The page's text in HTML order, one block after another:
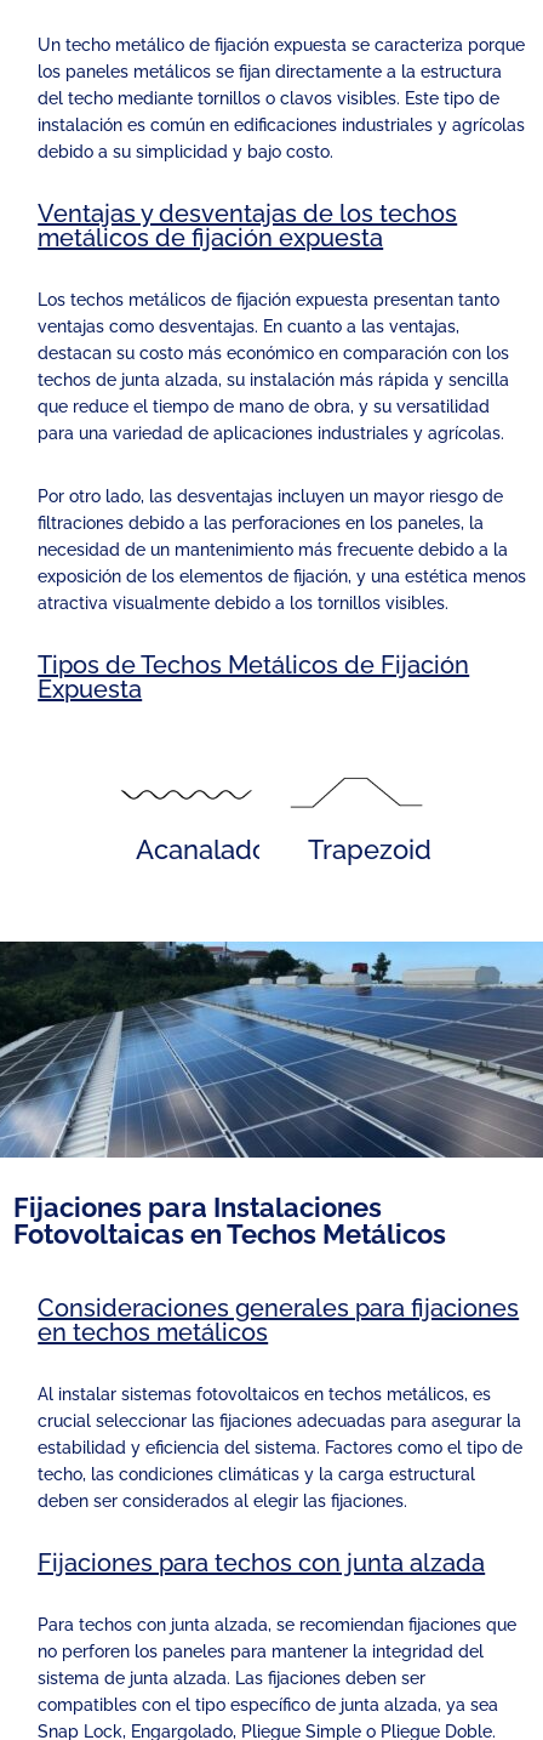
Un techo metálico de fijación expuesta se caracteriza porque
los paneles metálicos se fijan directamente a la estructura
del techo mediante tornillos o clavos visibles. Este tipo de
instalación es común en edificaciones industriales y agrícolas
debido a su simplicidad y bajo costo.
Ventajas y desventajas de los techos
metálicos de fijación expuesta
Los techos metálicos de fijación expuesta presentan tanto
ventajas como desventajas. En cuanto a las ventajas,
destacan su costo más económico en comparación con los
techos de junta alzada, su instalación más rápida y sencilla
que reduce el tiempo de mano de obra, y su versatilidad
para una variedad de aplicaciones industriales y agrícolas.
Por otro lado, las desventajas incluyen un mayor riesgo de
filtraciones debido a las perforaciones en los paneles, la
necesidad de un mantenimiento más frecuente debido a la
exposición de los elementos de fijación, y una estética menos
atractiva visualmente debido a los tornillos visibles.
Tipos de Techos Metálicos de Fijación
Expuesta
Acanalado Trapezoidal
Fijaciones para Instalaciones
Fotovoltaicas en Techos Metálicos
Consideraciones generales para fijaciones
en techos metálicos
Al instalar sistemas fotovoltaicos en techos metálicos, es
crucial seleccionar las fijaciones adecuadas para asegurar la
estabilidad y eficiencia del sistema. Factores como el tipo de
techo, las condiciones climáticas y la carga estructural
deben ser considerados al elegir las fijaciones.
Fijaciones para techos con junta alzada
Para techos con junta alzada, se recomiendan fijaciones que
no perforen los paneles para mantener la integridad del
sistema de junta alzada. Las fijaciones deben ser
compatibles con el tipo específico de junta alzada, ya sea
Snap Lock, Engargolado, Pliegue Simple o Pliegue Doble.